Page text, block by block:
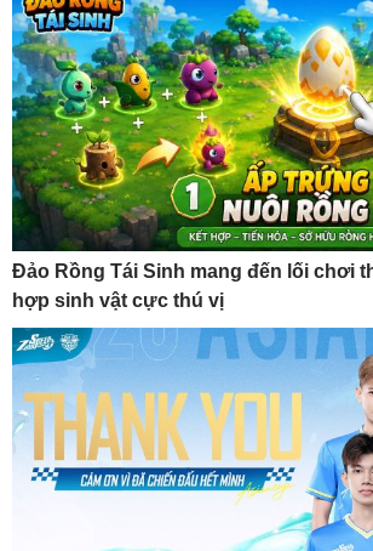
Đảo Rồng Tái Sinh mang đến lối chơi
hợp sinh vật cực thú vị